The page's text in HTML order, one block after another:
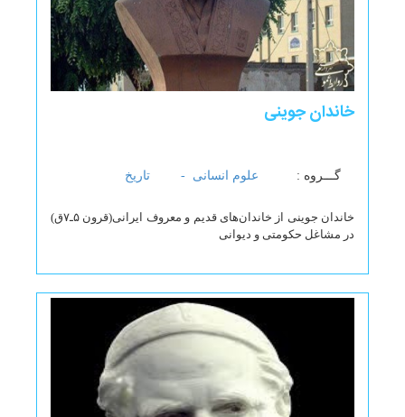
خاندان جوینی
گـــروه : علوم انسانی - تاریخ
خاندان جوینی از خاندان‌های قدیم و معروف ایرانی(قرون ۵ـ۷ق)
در مشاغل حکومتی و دیوانی